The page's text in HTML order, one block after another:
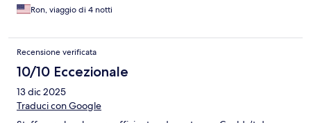
Ron, viaggio di 4 notti
Recensione verificata
10/10 Eccezionale
13 dic 2025
Traduci con Google